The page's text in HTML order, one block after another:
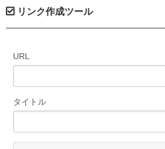
リンク作成ツール
URL
タイトル